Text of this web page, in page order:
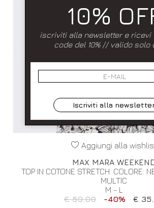
Aggiungi alla
MAX MARA
TOP IN COTONE STRETCH. COLORE:
MULTIC
M - L
€ 59.00
-40% €
10%
iscriviti alla newsletter e ricevi
code del 10% // valido solo
Iscriviti alla